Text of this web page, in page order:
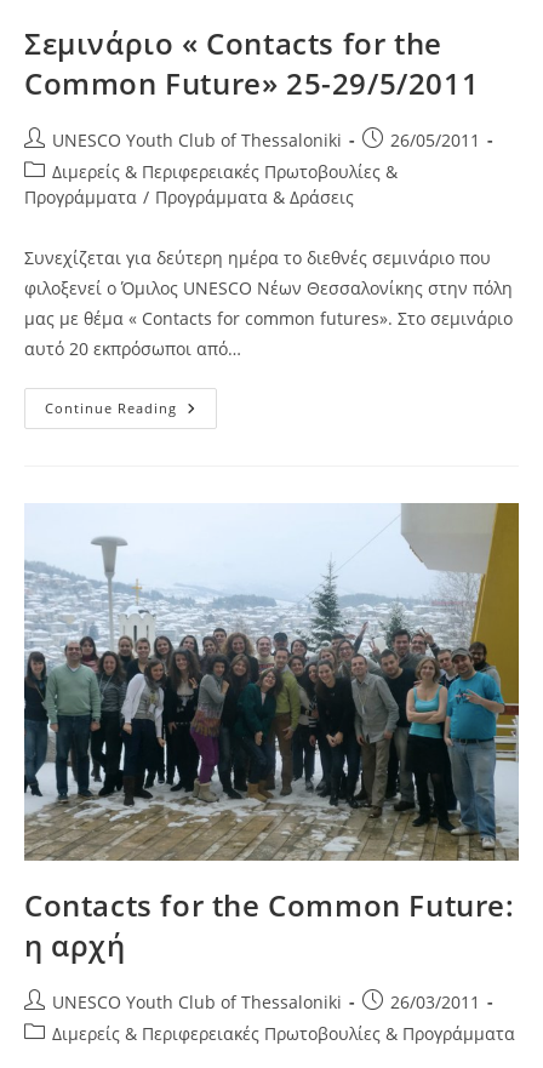
Σεμινάριο « Contacts for the
Common Future» 25-29/5/2011
Post
author:
UNESCO Youth Club of Thessaloniki
Post
published:
26/05/2011
Post
category:
Διμερείς & Περιφερειακές Πρωτοβουλίες &
Προγράμματα / Προγράμματα & Δράσεις
Συνεχίζεται για δεύτερη ημέρα το διεθνές σεμινάριο που
φιλοξενεί ο Όμιλος UNESCO Νέων Θεσσαλονίκης στην πόλη
μας με θέμα « Contacts for common futures». Στο σεμινάριο
αυτό 20 εκπρόσωποι από…
Continue Reading Σεμινάριο
«
Future»
Contacts for the Common Future:
η αρχή
Post
author:
UNESCO Youth Club of Thessaloniki
Post
published:
26/03/2011
PostΔιμερείς & Περιφερειακές Πρωτοβουλίες & Προγράμματα